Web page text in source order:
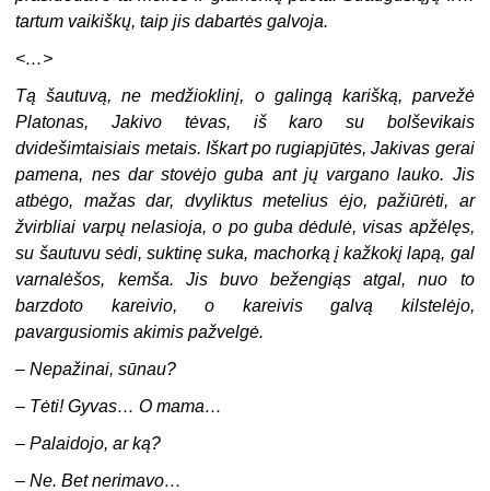
tartum vaikiškų, taip jis dabartės galvoja.
<…>
Tą šautuvą, ne medžioklinį, o galingą karišką, parvežė
Platonas, Jakivo tėvas, iš karo su bolševikais
dvidešimtaisiais metais. Iškart po rugiapjūtės, Jakivas gerai
pamena, nes dar stovėjo guba ant jų vargano lauko. Jis
atbėgo, mažas dar, dvyliktus metelius ėjo, pažiūrėti, ar
žvirbliai varpų nelasioja, o po guba dėdulė, visas apžėlęs,
su šautuvu sėdi, suktinę suka, machorką į kažkokį lapą, gal
varnalėšos, kemša. Jis buvo bežengiąs atgal, nuo to
barzdoto kareivio, o kareivis galvą kilstelėjo,
pavargusiomis akimis pažvelgė.
–Nepažinai, sūnau?
– Tėti! Gyvas… O mama…
–Palaidojo, ar ką?
–Ne. Bet nerimavo…